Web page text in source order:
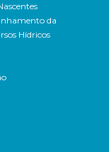
da
Hídricos